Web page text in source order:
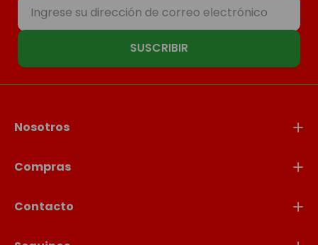
SUSCRIBIR
Nosotros
Compras
Contacto